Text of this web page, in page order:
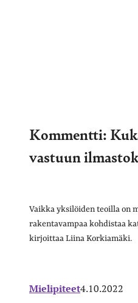
Kommentti:
vastuun
Vaikka yksilöiden teoilla on
rakentavampaa kohdistaa
kirjoittaa Liina Korkiamäki.
Mielipiteet4.10.2022